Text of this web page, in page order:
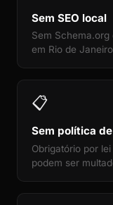
Sem SEO local
Sem
em Rio de
📋
Sem política
Obrigatório por
podem ser